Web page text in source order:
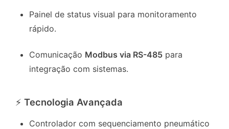
Painel de status visual para monitoramento
rápido.
Comunicação Modbus via RS-485 para
integração com sistemas.
⚡ Tecnologia Avançada
Controlador com sequenciamento pneumático